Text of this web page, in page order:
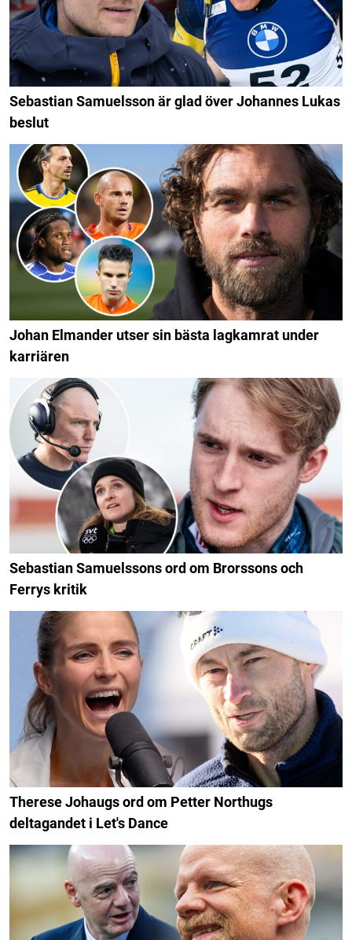
Sebastian Samuelsson är glad över Johannes Lukas
beslut
Johan Elmander utser sin bästa lagkamrat under
karriären
Sebastian Samuelssons ord om Brorssons och
Ferrys kritik
Therese Johaugs ord om Petter Northugs
deltagandet i Let's Dance